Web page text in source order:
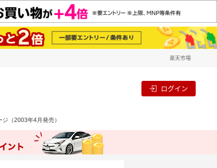
楽天市場
ログイン
（2003年4月発売）